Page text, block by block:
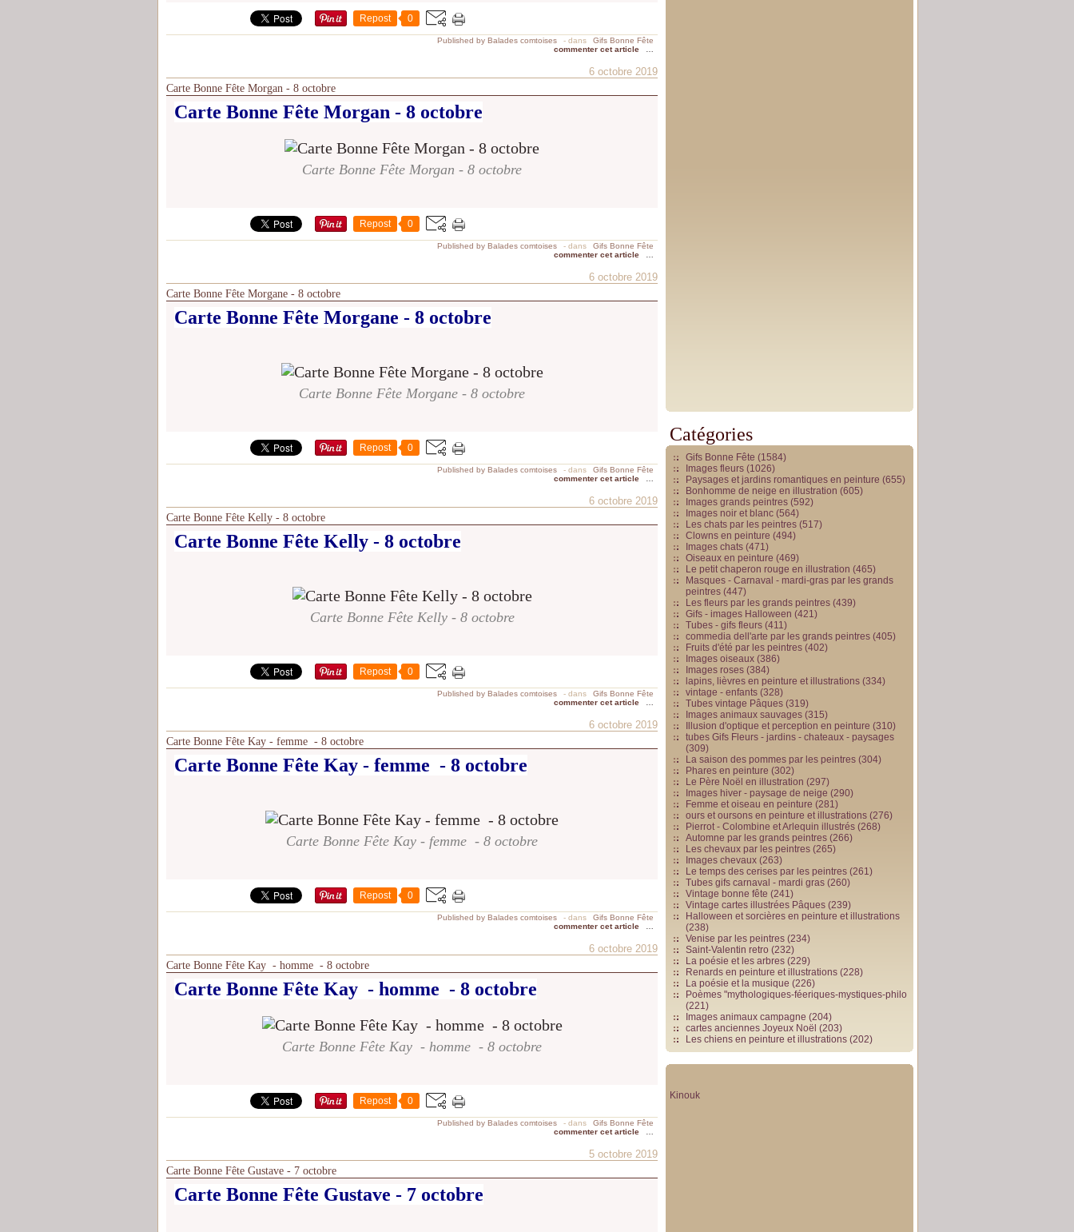
Repost 0
Published by Balades comtoises - dans
Gifs Bonne Fête
commenter cet article
6 octobre 2019
Carte Bonne Fête Morgan - 8 octobre
Carte Bonne Fête Morgan - 8 octobre
Carte Bonne Fête Morgan - 8 octobre
Repost 0
Published by Balades comtoises - dans
Gifs Bonne Fête
commenter cet article
6 octobre 2019
Carte Bonne Fête Morgane - 8 octobre
Carte Bonne Fête Morgane - 8 octobre
Carte Bonne Fête Morgane - 8 octobre
Repost 0
Published by Balades comtoises - dans
Gifs Bonne Fête
commenter cet article
6 octobre 2019
Carte Bonne Fête Kelly - 8 octobre
Carte Bonne Fête Kelly - 8 octobre
Carte Bonne Fête Kelly - 8 octobre
Repost 0
Published by Balades comtoises - dans
Gifs Bonne Fête
commenter cet article
6 octobre 2019
Carte Bonne Fête Kay - femme - 8 octobre
Carte Bonne Fête Kay - femme - 8 octobre
Carte Bonne Fête Kay - femme - 8 octobre
Repost 0
Published by Balades comtoises - dans
Gifs Bonne Fête
commenter cet article
6 octobre 2019
Carte Bonne Fête Kay - homme - 8 octobre
Carte Bonne Fête Kay - homme - 8 octobre
Carte Bonne Fête Kay - homme - 8 octobre
Repost 0
Published by Balades comtoises - dans
Gifs Bonne Fête
commenter cet article
5 octobre 2019
Carte Bonne Fête Gustave - 7 octobre
Carte Bonne Fête Gustave - 7 octobre
Catégories
Gifs Bonne Fête (1584)
Images fleurs (1026)
Paysages et jardins romantiques en peinture (655)
Bonhomme de neige en illustration (605)
Images grands peintres (592)
Images noir et blanc (564)
Les chats par les peintres (517)
Clowns en peinture (494)
Images chats (471)
Oiseaux en peinture (469)
Le petit chaperon rouge en illustration (465)
Masques - Carnaval - mardi-gras par les grands
peintres (447)
Les fleurs par les grands peintres (439)
Gifs - images Halloween (421)
Tubes - gifs fleurs (411)
commedia dell'arte par les grands peintres (405)
Fruits d'été par les peintres (402)
Images oiseaux (386)
Images roses (384)
lapins, lièvres en peinture et illustrations (334)
vintage - enfants (328)
Tubes vintage Pâques (319)
Images animaux sauvages (315)
Illusion d'optique et perception en peinture (310)
tubes Gifs Fleurs - jardins - chateaux - paysages
(309)
La saison des pommes par les peintres (304)
Phares en peinture (302)
Le Père Noël en illustration (297)
Images hiver - paysage de neige (290)
Femme et oiseau en peinture (281)
ours et oursons en peinture et illustrations (276)
Pierrot - Colombine et Arlequin illustrés (268)
Automne par les grands peintres (266)
Les chevaux par les peintres (265)
Images chevaux (263)
Le temps des cerises par les peintres (261)
Tubes gifs carnaval - mardi gras (260)
Vintage bonne fête (241)
Vintage cartes illustrées Pâques (239)
Halloween et sorcières en peinture et illustrations
(238)
Venise par les peintres (234)
Saint-Valentin retro (232)
La poésie et les arbres (229)
Renards en peinture et illustrations (228)
La poésie et la musique (226)
Poèmes "mythologiques-féeriques-mystiques-philo
(221)
Images animaux campagne (204)
cartes anciennes Joyeux Noël (203)
Les chiens en peinture et illustrations (202)
Kinouk